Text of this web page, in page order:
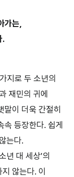
가는,
.
지로 두 소년의
재민의 귀에
말이 더욱 간절히
속 등장한다. 쉽게
는다.
년 대 세상’의
않는다. 이